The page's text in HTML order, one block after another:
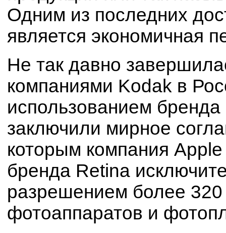
Одним из последних
является экономичная
Не так давно
компаниями Kodak в
использованием
заключили мирное
которым компания
бренда Retina
разрешением более
фотоаппаратов и